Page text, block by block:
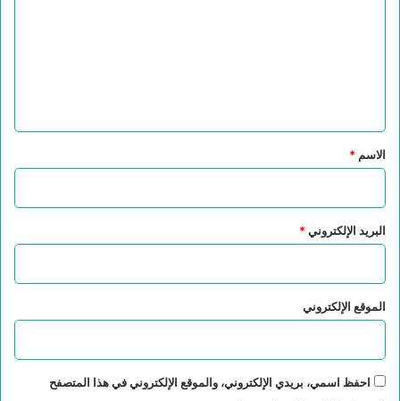
*
الاسم *
البريد الإلكتروني*
الموقع الإلكتروني
احفظ اسمي، بريدي الإلكتروني، والموقع الإلكتروني في هذا المتصفح